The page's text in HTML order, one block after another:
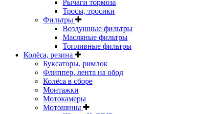
Рычаги тормоза
Тросы, тросики
Фильтры
Воздушные фильтры
Масляные фильтры
Топливные фильтры
Колёса, резина
Буксаторы, римлок
Флиппер, лента на обод
Колёса в сборе
Монтажки
Мотокамеры
Мотошины